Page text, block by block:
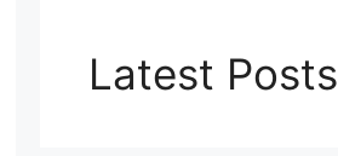
Latest Posts